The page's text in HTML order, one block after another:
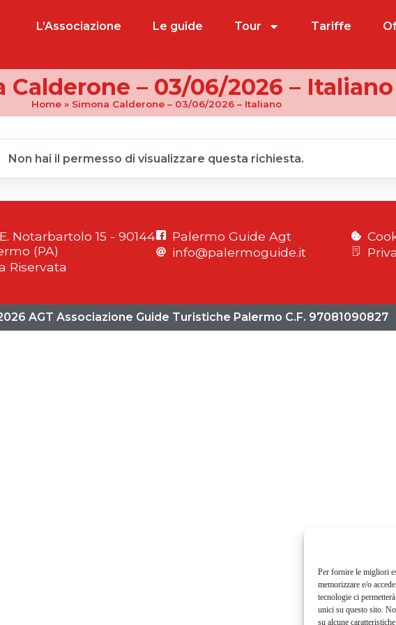
Per fornire le migliori
memorizzare e/o
tecnologie ci
unici su questo sito.
su alcune
L’Associazione Le guide Tour Tariffe
Calderone – 03/06/2026 – Italiano
Home» Simona Calderone – 03/06/2026 – Italiano
Non hai il permesso di visualizzare questa richiesta.
Notarbartolo 15 - 90144
(PA)
Riservata
Palermo Guide Agt
info@palermoguide.it
AGT Associazione Guide Turistiche Palermo C.F. 97081090827